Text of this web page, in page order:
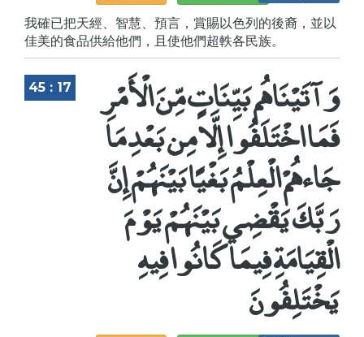
我確已把天經、智慧、預言，賞賜以色列的後裔，並以
佳美的食品供給他們，且使他們超軼各民族。
45 : 17 وَآتَيْنَاهُم بَيِّنَاتٍ مِّنَ الْأَمْرِ
فَمَا اخْتَلَفُوا إِلَّا مِن بَعْدِ مَا
جَاءهُمْ الْعِلْمُ بَغْيًا بَيْنَهُمْ إِنَّ
رَبَّكَ يَقْضِي بَيْنَهُمْ يَوْمَ
الْقِيَامَةِ فِيمَا كَانُوا فِيهِ
يَخْتَلِفُونَ